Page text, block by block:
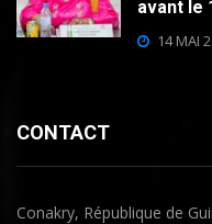
avant le
14 MAI
CONTACT
Conakry, République de